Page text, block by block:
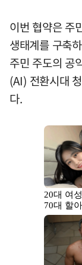
이번 협약은 주
생태계를 구축
주민 주도의 공
(AI) 전환시대
다.